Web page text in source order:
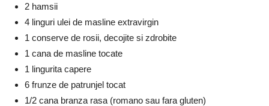
2 hamsii
4 linguri ulei de masline extravirgin
1 conserve de rosii, decojite si zdrobite
1 cana de masline tocate
1 lingurita capere
6 frunze de patrunjel tocat
1/2 cana branza rasa (romano sau fara gluten)